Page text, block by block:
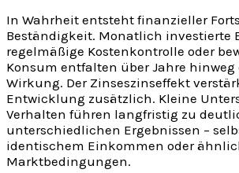
In Wahrheit entsteht finanzieller
Beständigkeit. Monatlich investierte
regelmäßige Kostenkontrolle oder
Konsum entfalten über Jahre hinweg
Wirkung. Der Zinseszinseffekt
Entwicklung zusätzlich. Kleine
Verhalten führen langfristig zu
unterschiedlichen Ergebnissen –
identischem Einkommen oder
Marktbedingungen.